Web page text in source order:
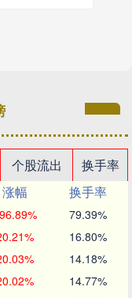
个股流出
换手率
涨幅
换手率
79.39%
16.80%
14.18%
14.77%